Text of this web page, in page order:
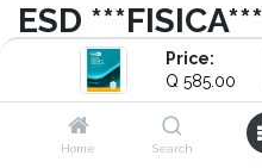
Price:
Q 585.00
Home Search
ESD ***FISICA***
- Cant. 1 Dispositivo
- 1 Año de vigencia
- Protección en tiempo real
- Escaneos rápidos sin